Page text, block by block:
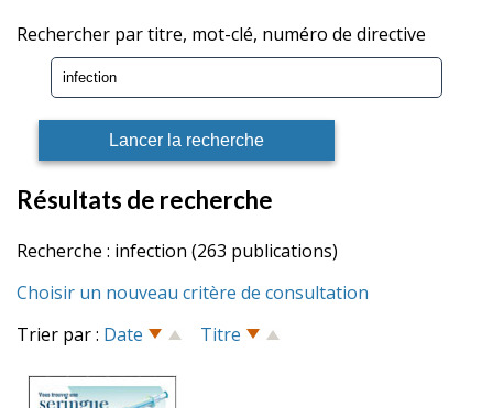
Rechercher par titre, mot-clé, numéro de directive
Résultats de recherche
Recherche : infection (263 publications)
Choisir un nouveau critère de consultation
Trier par : Date Titre